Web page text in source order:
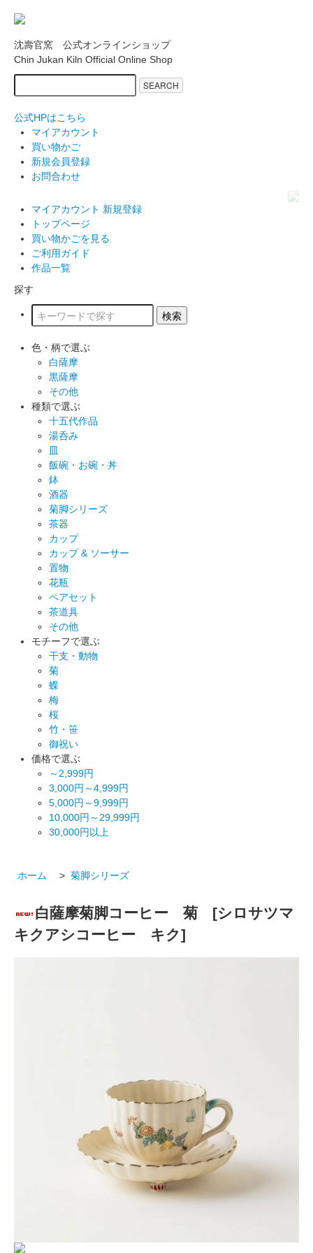
沈壽官窯 公式オンラインショップ
Chin Jukan Kiln Official Online Shop
SEARCH
公式HPはこちら
マイアカウント
買い物かご
新規会員登録
お問合わせ
マイアカウント 新規登録
トップページ
買い物かごを見る
ご利用ガイド
作品一覧
探す
色・柄で選ぶ
白薩摩
黒薩摩
その他
種類で選ぶ
十五代作品
湯呑み
皿
飯碗・お碗・丼
鉢
酒器
菊脚シリーズ
茶器
カップ
カップ & ソーサー
置物
花瓶
ペアセット
茶道具
その他
モチーフで選ぶ
干支・動物
菊
蝶
梅
桜
竹・笹
御祝い
価格で選ぶ
～2,999円
3,000円～4,999円
5,000円～9,999円
10,000円～29,999円
30,000円以上
ホーム > 菊脚シリーズ
白薩摩菊脚コーヒー 菊 [シロサツマ
キクアシコーヒー キク]